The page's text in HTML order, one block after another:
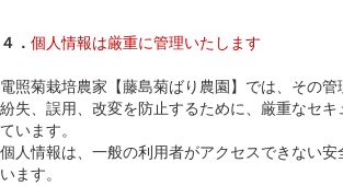
４． 個人情報は厳重に管理いたします
電照菊栽培農家【藤島菊ばり農園】では、その
紛失、誤用、改変を防止するために、厳重なセ
ています。
個人情報は、一般の利用者がアクセスできない
います。